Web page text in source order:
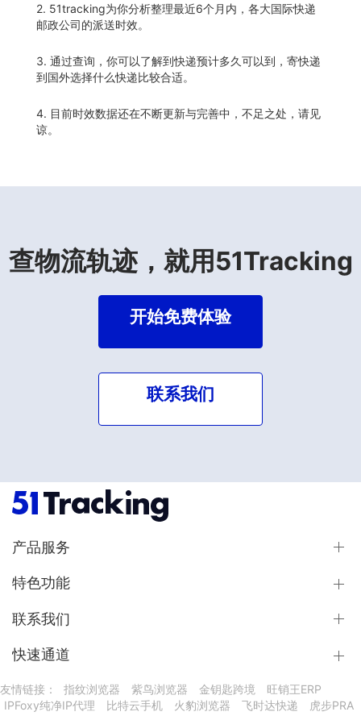
2. 51tracking为你分析整理最近6个月内，各大国际快递
邮政公司的派送时效。
3. 通过查询，你可以了解到快递预计多久可以到，寄快递
到国外选择什么快递比较合适。
4. 目前时效数据还在不断更新与完善中，不足之处，请见
谅。
查物流轨迹，就用51Tracking
开始免费体验
联系我们
产品服务
特色功能
联系我们
快速通道
友情链接： 指纹浏览器 紫鸟浏览器 金钥匙跨境
旺销王ERP
IPFoxy纯净IP代理
比特云手机 火豹浏览器 飞时达快递
虎步PRA